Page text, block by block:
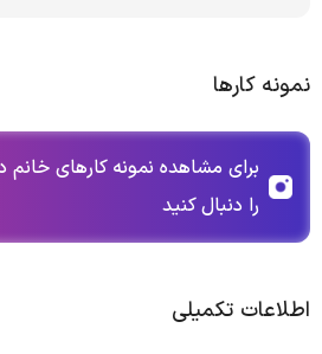
نمونه کارها
برای مشاهده نمونه کارهای خانم
را دنبال کنید
اطلاعات تکمیلی